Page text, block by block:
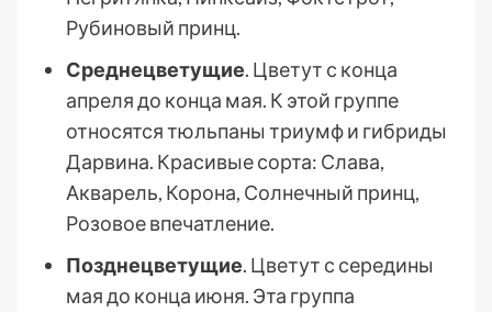
Рубиновый принц.
Среднецветущие. Цветут с конца
апреля до конца мая. К этой группе
относятся тюльпаны триумф и гибриды
Дарвина. Красивые сорта: Слава,
Акварель, Корона, Солнечный принц,
Розовое впечатление.
Позднецветущие. Цветут с середины
мая до конца июня. Эта группа